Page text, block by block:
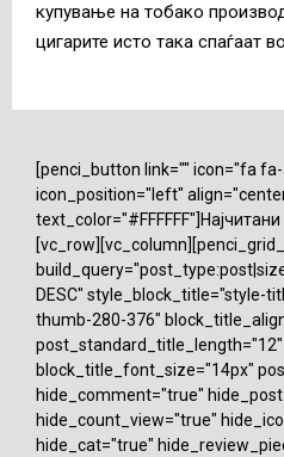
купување на тобако
цигарите исто така спаѓаат
[penci_button link="" icon="fa
icon_position="left"
DESC" style_block_title="style-
thumb-280-376"
post_standard_title_length="12"
block_title_font_size="14px"
hide_comment="true"
hide_count_view="true"
hide_cat="true"